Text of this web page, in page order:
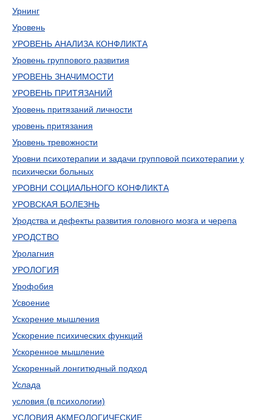
Урнинг
Уровень
УРОВЕНЬ АНАЛИЗА КОНФЛИКТА
Уровень группового развития
УРОВЕНЬ ЗНАЧИМОСТИ
УРОВЕНЬ ПРИТЯЗАНИЙ
Уровень притязаний личности
уровень притязания
Уровень тревожности
Уровни психотерапии и задачи групповой психотерапии у
психически больных
УРОВНИ СОЦИАЛЬНОГО КОНФЛИКТА
УРОВСКАЯ БОЛЕЗНЬ
Уродства и дефекты развития головного мозга и черепа
УРОДСТВО
Уролагния
УРОЛОГИЯ
Урофобия
Усвоение
Ускорение мышления
Ускорение психических функций
Ускоренное мышление
Ускоренный лонгитюдный подход
Услада
условия (в психологии)
УСЛОВИЯ АКМЕОЛОГИЧЕСКИЕ